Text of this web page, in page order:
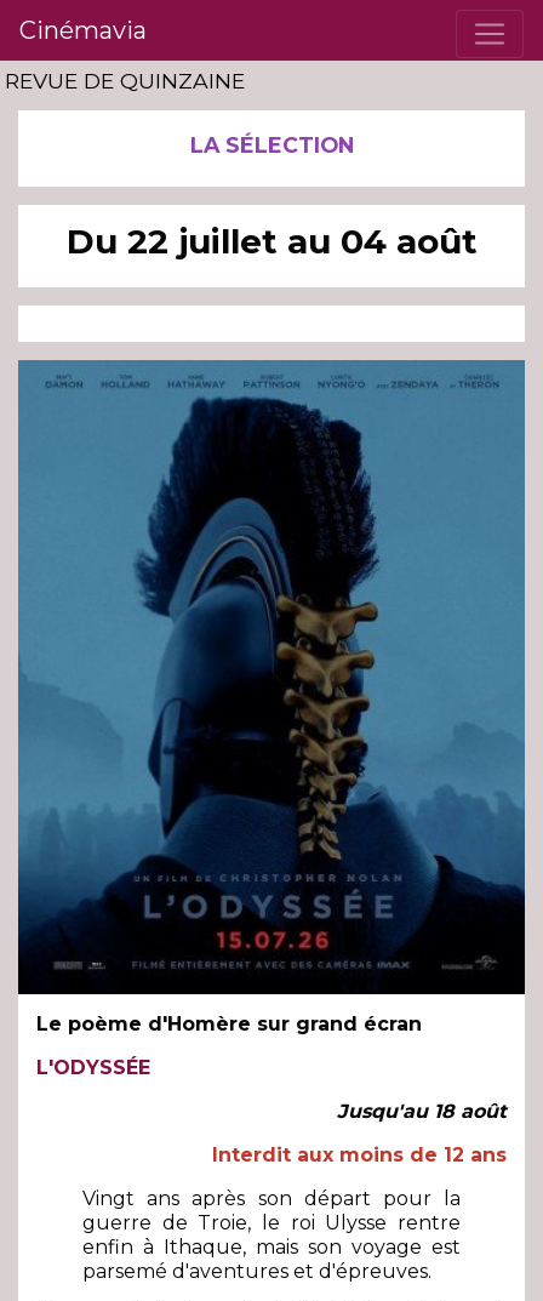
Cinémavia
REVUE DE QUINZAINE
LA SÉLECTION
Du 22 juillet au 04 août
Le poème d'Homère sur grand écran
L'ODYSSÉE
Jusqu'au 18 août
Interdit aux moins de 12 ans
Vingt ans après son départ pour la
guerre de Troie, le roi Ulysse rentre
enfin à Ithaque, mais son voyage est
parsemé d'aventures et d'épreuves.